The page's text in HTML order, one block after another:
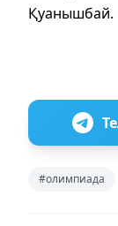
Қуанышбай.
#олимпиада